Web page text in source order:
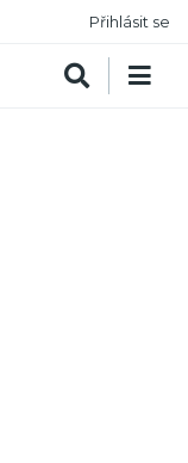
Přihlásit se